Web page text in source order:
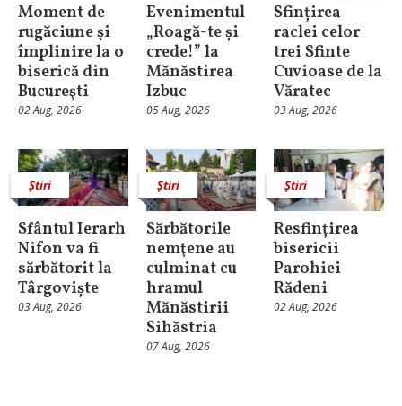
Moment de
rugăciune şi
împlinire la o
biserică din
Bucureşti
02 Aug, 2026
Evenimentul
„Roagă-te și
crede!” la
Mănăstirea
Izbuc
05 Aug, 2026
Sfințirea
raclei celor
trei Sfinte
Cuvioase de la
Văratec
03 Aug, 2026
Știri
Sfântul Ierarh
Nifon va fi
sărbătorit la
Târgoviște
03 Aug, 2026
Știri
Sărbătorile
nemţene au
culminat cu
hramul
Mănăstirii
Sihăstria
07 Aug, 2026
Știri
Resfințirea
bisericii
Parohiei
Rădeni
02 Aug, 2026